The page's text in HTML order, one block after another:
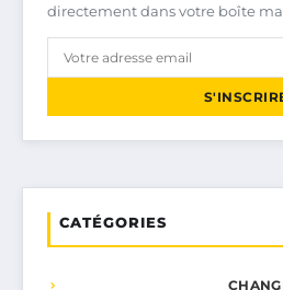
directement dans votre boîte
CATÉGORIES